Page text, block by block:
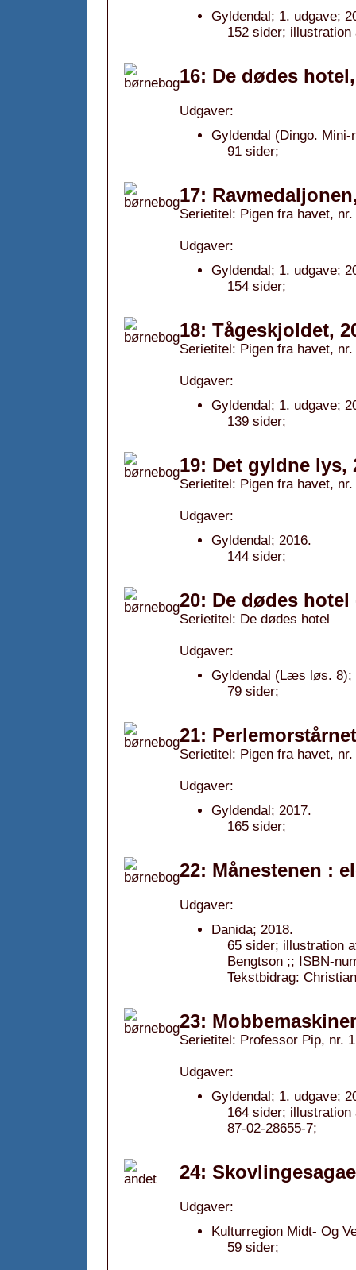
Gyldendal; 1. udgave;
152 sider;
16: De dødes
Udgaver:
Gyldendal (Dingo.
91 sider;
17:
Serietitel: Pigen fra havet, nr.
Udgaver:
Gyldendal; 1. udgave;
154 sider;
18: Tågeskjoldet,
Serietitel: Pigen fra havet, nr.
Udgaver:
Gyldendal; 1. udgave;
139 sider;
19: Det gyldne lys,
Serietitel: Pigen fra havet, nr.
Udgaver:
Gyldendal; 2016.
144 sider;
20: De dødes
Serietitel: De dødes hotel
Udgaver:
Gyldendal (Læs løs. 8);
79 sider;
21:
Serietitel: Pigen fra havet, nr.
Udgaver:
Gyldendal; 2017.
165 sider;
22: Månestenen :
Udgaver:
Danida; 2018.
65 sider; illustration
Bengtson ;; ISBN-
Tekstbidrag:
23:
Serietitel: Professor Pip, nr. 1
Udgaver:
Gyldendal; 1. udgave;
164 sider;
87-02-28655-7;
24:
Udgaver:
Kulturregion Midt- Og
59 sider;